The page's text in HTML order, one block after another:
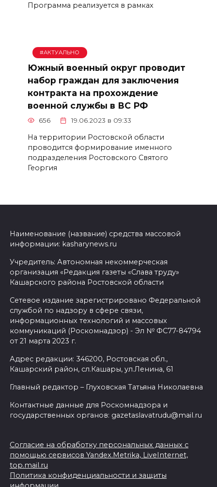
Программа реализуется в рамках
#АКТУАЛЬНО
Южный военный округ проводит
набор граждан для заключения
контракта на прохождение
военной службы в ВС РФ
656 19.06.2023 в 09:33
На территории Ростовской области
проводится формирование именного
подразделения Ростовского Святого
Георгия
Наименование (название) средства массовой
информации: kasharynews.ru
Учредитель: Автономная некоммерческая
организация «Редакция газеты «Слава труду»
Кашарского района Ростовской области
Сетевое издание зарегистрировано Федеральной
службой по надзору в сфере связи,
информационных технологий и массовых
коммуникаций (Роскомнадзор) - Эл № ФС77-84794
от 21 марта 2023 г.
Адрес редакции: 346200, Ростовская обл.,
Кашарский район, сл.Кашары, ул.Ленина, 61
Главный редактор – Глуховская Татьяна Николаевна
Контактные данные для Роскомнадзора и
государственных органов: gazetaslavatrudu@mail.ru
Согласие на обработку персональных данных с
помощью сервисов Yandex.Metrika, LiveInternet,
top.mail.ru
Политика конфиденциальности и защиты